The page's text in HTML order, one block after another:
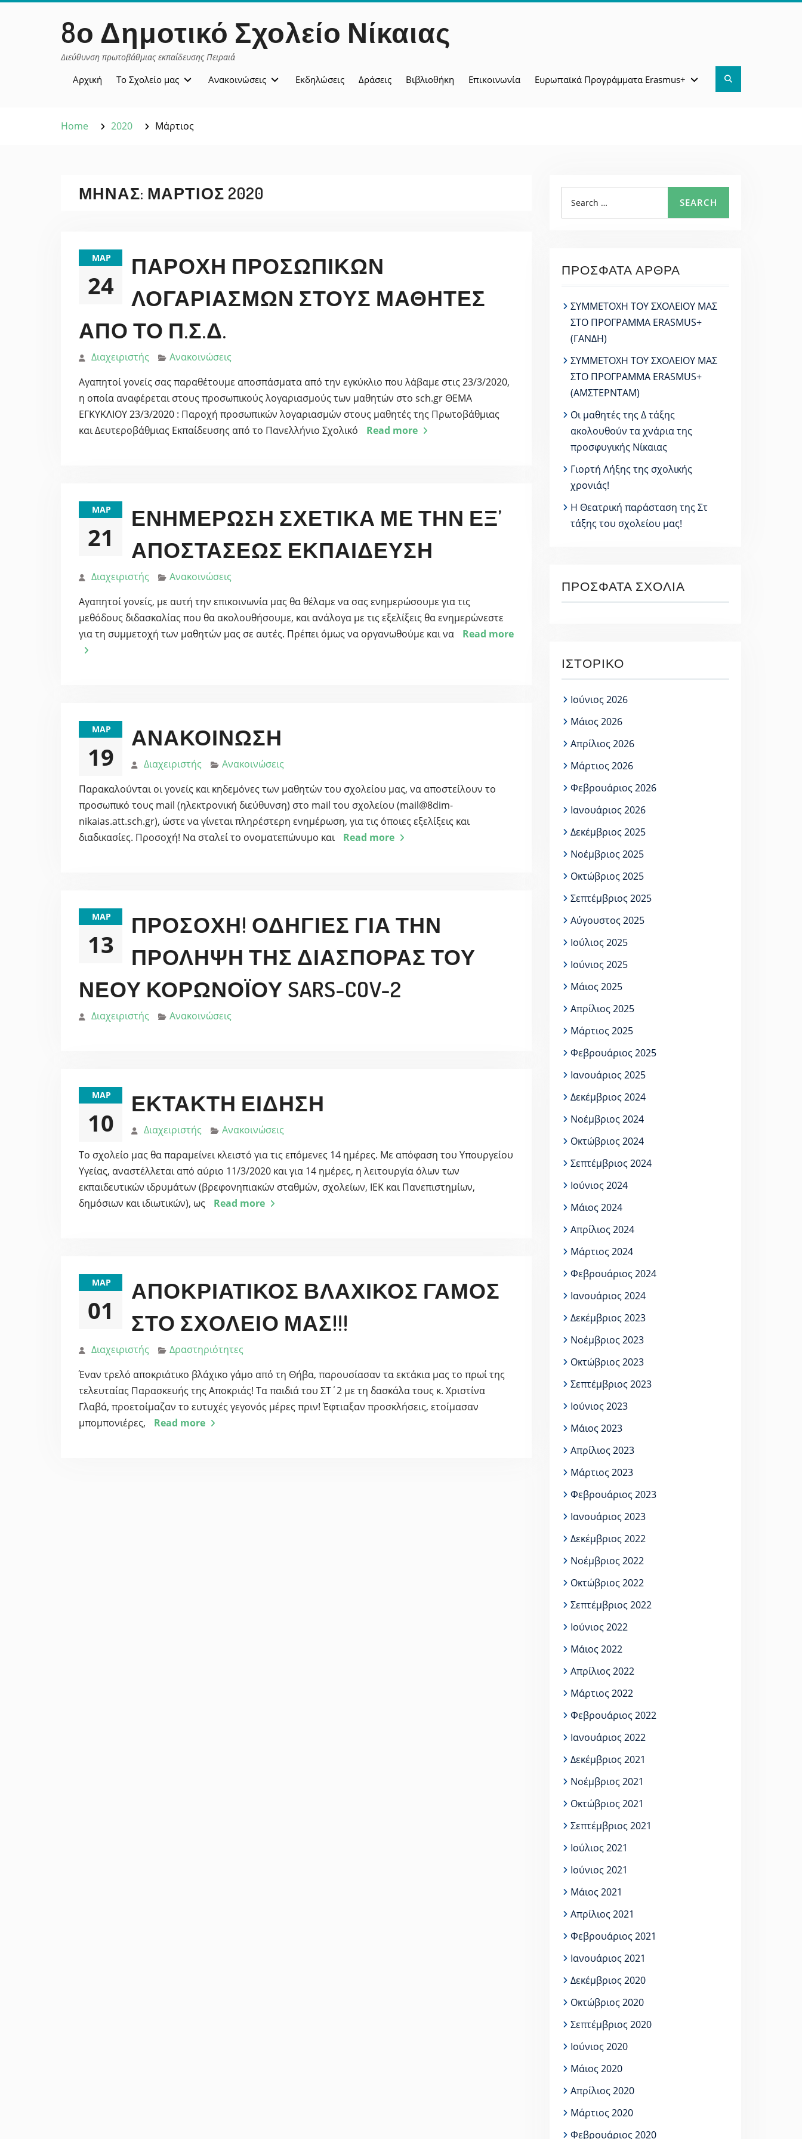
8ο Δημοτικό Σχολείο Νίκαιας
Διεύθυνση πρωτοβάθμιας εκπαίδευσης Πειραιά
Αρχική Το Σχολείο μας Ανακοινώσεις Εκδηλώσεις Δράσεις Βιβλιοθήκη Επικοινωνία Ευρωπαϊκά Προγράμματα Erasmus+
Home 2020 Μάρτιος
ΜΉΝΑΣ: ΜΆΡΤΙΟΣ 2020
ΜΑΡ
24
ΠΑΡΟΧΉ ΠΡΟΣΩΠΙΚΏΝ
ΛΟΓΑΡΙΑΣΜΏΝ ΣΤΟΥΣ ΜΑΘΗΤΈΣ
ΑΠΌ ΤΟ Π.Σ.Δ.
Διαχειριστής
Ανακοινώσεις
Αγαπητοί γονείς σας παραθέτουμε αποσπάσματα από την εγκύκλιο που λάβαμε στις 23/3/2020,
η οποία αναφέρεται στους προσωπικούς λογαριασμούς των μαθητών στο sch.gr ΘΕΜΑ
ΕΓΚΥΚΛΙΟΥ 23/3/2020 : Παροχή προσωπικών λογαριασμών στους μαθητές της Πρωτοβάθμιας
και Δευτεροβάθμιας Εκπαίδευσης από το Πανελλήνιο Σχολικό
Read more
ΜΑΡ
21
ΕΝΗΜΈΡΩΣΗ ΣΧΕΤΙΚΆ ΜΕ ΤΗΝ ΕΞ’
ΑΠΟΣΤΆΣΕΩΣ ΕΚΠΑΊΔΕΥΣΗ
Διαχειριστής
Ανακοινώσεις
Αγαπητοί γονείς, με αυτή την επικοινωνία μας θα θέλαμε να σας ενημερώσουμε για τις
μεθόδους διδασκαλίας που θα ακολουθήσουμε, και ανάλογα με τις εξελίξεις θα ενημερώνεστε
για τη συμμετοχή των μαθητών μας σε αυτές. Πρέπει όμως να οργανωθούμε και να
Read more
ΜΑΡ
19
ΑΝΑΚΟΙΝΩΣΗ
Διαχειριστής
Ανακοινώσεις
Παρακαλούνται οι γονείς και κηδεμόνες των μαθητών του σχολείου μας, να αποστείλουν το
προσωπικό τους mail (ηλεκτρονική διεύθυνση) στο mail του σχολείου (mail@8dim-
nikaias.att.sch.gr), ώστε να γίνεται πληρέστερη ενημέρωση, για τις όποιες εξελίξεις και
διαδικασίες. Προσοχή! Να σταλεί το ονοματεπώνυμο και
Read more
ΜΑΡ
13
ΠΡΟΣΟΧΉ! ΟΔΗΓΊΕΣ ΓΙΑ ΤΗΝ
ΠΡΌΛΗΨΗ ΤΗΣ ΔΙΑΣΠΟΡΆΣ ΤΟΥ
ΝΈΟΥ ΚΟΡΩΝΟΪΟΎ SARS-COV-2
Διαχειριστής Ανακοινώσεις
ΜΑΡ
10
ΈΚΤΑΚΤΗ ΕΊΔΗΣΗ
Διαχειριστής
Ανακοινώσεις
Το σχολείο μας θα παραμείνει κλειστό για τις επόμενες 14 ημέρες. Με απόφαση του Υπουργείου
Υγείας, αναστέλλεται από αύριο 11/3/2020 και για 14 ημέρες, η λειτουργία όλων των
εκπαιδευτικών ιδρυμάτων (βρεφονηπιακών σταθμών, σχολείων, ΙΕΚ και Πανεπιστημίων,
δημόσιων και ιδιωτικών), ως
Read more
ΜΑΡ
01
ΑΠΟΚΡΙΆΤΙΚΟΣ ΒΛΆΧΙΚΟΣ ΓΆΜΟΣ
ΣΤΟ ΣΧΟΛΕΊΟ ΜΑΣ!!!
Διαχειριστής
Δραστηριότητες
Έναν τρελό αποκριάτικο βλάχικο γάμο από τη Θήβα, παρουσίασαν τα εκτάκια μας το πρωί της
τελευταίας Παρασκευής της Αποκριάς! Τα παιδιά του ΣΤ΄2 με τη δασκάλα τους κ. Χριστίνα
Γλαβά, προετοίμαζαν το ευτυχές γεγονός μέρες πριν! Έφτιαξαν προσκλήσεις, ετοίμασαν
μπομπονιέρες,
Read more
for:
SEARCH
ΠΡΌΣΦΑΤΑ ΆΡΘΡΑ
ΣΥΜΜΕΤΟΧΗ ΤΟΥ ΣΧΟΛΕΙΟΥ ΜΑΣ
ΣΤΟ ΠΡΟΓΡΑΜΜΑ ERASMUS+
(ΓΑΝΔΗ)
ΣΥΜΜΕΤΟΧΗ ΤΟΥ ΣΧΟΛΕΙΟΥ ΜΑΣ
ΣΤΟ ΠΡΟΓΡΑΜΜΑ ERASMUS+
(ΑΜΣΤΕΡΝΤΑΜ)
Οι μαθητές της Δ τάξης
ακολουθούν τα χνάρια της
προσφυγικής Νίκαιας
Γιορτή Λήξης της σχολικής
χρονιάς!
Η Θεατρική παράσταση της Στ
τάξης του σχολείου μας!
ΠΡΌΣΦΑΤΑ ΣΧΌΛΙΑ
ΙΣΤΟΡΙΚΌ
Ιούνιος 2026
Μάιος 2026
Απρίλιος 2026
Μάρτιος 2026
Φεβρουάριος 2026
Ιανουάριος 2026
Δεκέμβριος 2025
Νοέμβριος 2025
Οκτώβριος 2025
Σεπτέμβριος 2025
Αύγουστος 2025
Ιούλιος 2025
Ιούνιος 2025
Μάιος 2025
Απρίλιος 2025
Μάρτιος 2025
Φεβρουάριος 2025
Ιανουάριος 2025
Δεκέμβριος 2024
Νοέμβριος 2024
Οκτώβριος 2024
Σεπτέμβριος 2024
Ιούνιος 2024
Μάιος 2024
Απρίλιος 2024
Μάρτιος 2024
Φεβρουάριος 2024
Ιανουάριος 2024
Δεκέμβριος 2023
Νοέμβριος 2023
Οκτώβριος 2023
Σεπτέμβριος 2023
Ιούνιος 2023
Μάιος 2023
Απρίλιος 2023
Μάρτιος 2023
Φεβρουάριος 2023
Ιανουάριος 2023
Δεκέμβριος 2022
Νοέμβριος 2022
Οκτώβριος 2022
Σεπτέμβριος 2022
Ιούνιος 2022
Μάιος 2022
Απρίλιος 2022
Μάρτιος 2022
Φεβρουάριος 2022
Ιανουάριος 2022
Δεκέμβριος 2021
Νοέμβριος 2021
Οκτώβριος 2021
Σεπτέμβριος 2021
Ιούλιος 2021
Ιούνιος 2021
Μάιος 2021
Απρίλιος 2021
Φεβρουάριος 2021
Ιανουάριος 2021
Δεκέμβριος 2020
Οκτώβριος 2020
Σεπτέμβριος 2020
Ιούνιος 2020
Μάιος 2020
Απρίλιος 2020
Μάρτιος 2020
Φεβρουάριος 2020